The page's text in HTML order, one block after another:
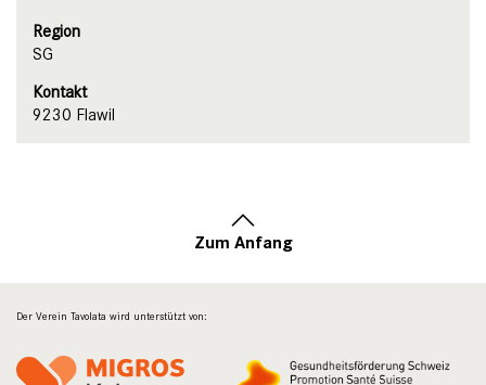
Region
SG
Kontakt
9230 Flawil
Zum Anfang
Der Verein Tavolata wird unterstützt von: